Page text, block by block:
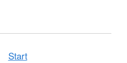
Start